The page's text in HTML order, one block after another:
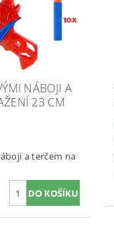
NÁBOJI A
23 CM
a terčem na